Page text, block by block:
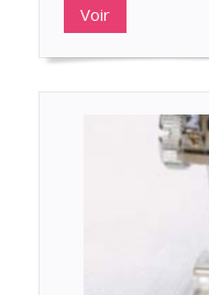
Voir